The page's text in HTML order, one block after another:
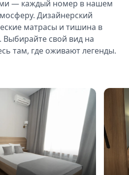
— каждый номер в нашем
Дизайнерский
матрасы и тишина в
Выбирайте свой вид на
там, где оживают легенды.